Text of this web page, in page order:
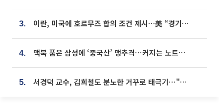
3. 이란, 미국에 호르무즈 합의 조건 제시…美 “경기 아직 안 끝나” [종합]
4. 맥북 품은 삼성에 ‘중국산’ 맹추격⋯커지는 노트북 OLED 시장
5. 서경덕 교수, 김희철도 분노한 거꾸로 태극기⋯"엉터리는 아냐, 아쉬울 뿐"